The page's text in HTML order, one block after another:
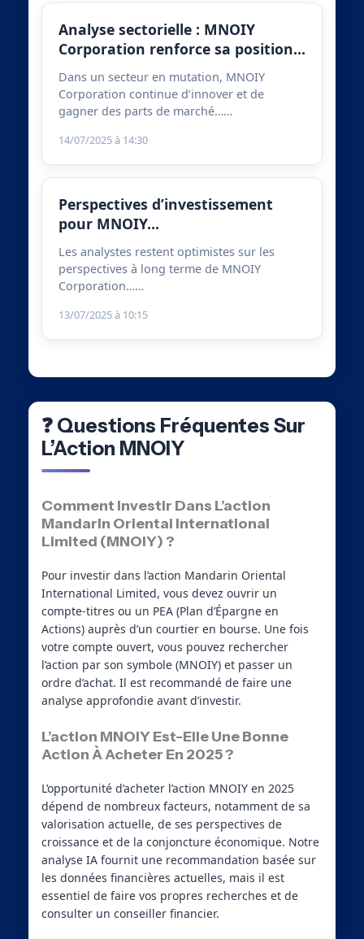
Analyse sectorielle : MNOIY
Corporation renforce sa position…
Dans un secteur en mutation, MNOIY
Corporation continue d’innover et de
gagner des parts de marché……
14/07/2025 à 14:30
Perspectives d’investissement
pour MNOIY…
Les analystes restent optimistes sur les
perspectives à long terme de MNOIY
Corporation……
13/07/2025 à 10:15
❓ Questions Fréquentes Sur
L’Action MNOIY
Comment Investir Dans L’action
Mandarin Oriental International
Limited (MNOIY) ?
Pour investir dans l’action Mandarin Oriental
International Limited, vous devez ouvrir un
compte-titres ou un PEA (Plan d’Épargne en
Actions) auprès d’un courtier en bourse. Une fois
votre compte ouvert, vous pouvez rechercher
l’action par son symbole (MNOIY) et passer un
ordre d’achat. Il est recommandé de faire une
analyse approfondie avant d’investir.
L’action MNOIY Est-Elle Une Bonne
Action À Acheter En 2025 ?
L’opportunité d’acheter l’action MNOIY en 2025
dépend de nombreux facteurs, notamment de sa
valorisation actuelle, de ses perspectives de
croissance et de la conjoncture économique. Notre
analyse IA fournit une recommandation basée sur
les données financières actuelles, mais il est
essentiel de faire vos propres recherches et de
consulter un conseiller financier.